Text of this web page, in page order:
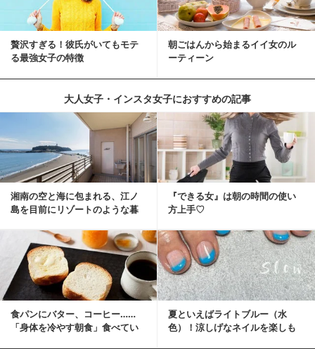
贅沢すぎる！彼氏がいてもモテ
る最強女子の特徴
朝ごはんから始まるイイ女のル
ーティーン
大人女子・インスタ女子におすすめの記事
湘南の空と海に包まれる、江ノ
島を目前にリゾートのような暮
『できる女』は朝の時間の使い
方上手♡
食パンにバター、コーヒー……
「身体を冷やす朝食」食べてい
夏といえばライトブルー（水
色）！涼しげなネイルを楽しも